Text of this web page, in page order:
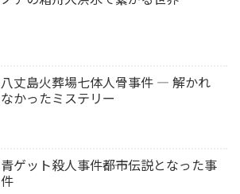
八丈島火葬場七体人骨事件 ― 解かれ
なかったミステリー
青ゲット殺人事件――都市伝説となった事
件